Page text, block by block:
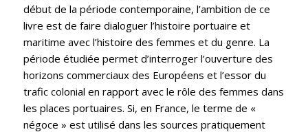
début de la période contemporaine, l’ambition de ce
livre est de faire dialoguer l’histoire portuaire et
maritime avec l’histoire des femmes et du genre. La
période étudiée permet d’interroger l’ouverture des
horizons commerciaux des Européens et l’essor du
trafic colonial en rapport avec le rôle des femmes dans
les places portuaires. Si, en France, le terme de «
négoce » est utilisé dans les sources pratiquement